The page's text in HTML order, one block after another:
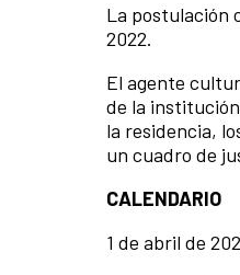
La postulación
2022.
El agente
de la
la residencia,
un cuadro de
CALENDARIO
1 de abril de